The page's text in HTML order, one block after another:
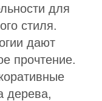
для
стиля.
дают
прочтение.
дерева,